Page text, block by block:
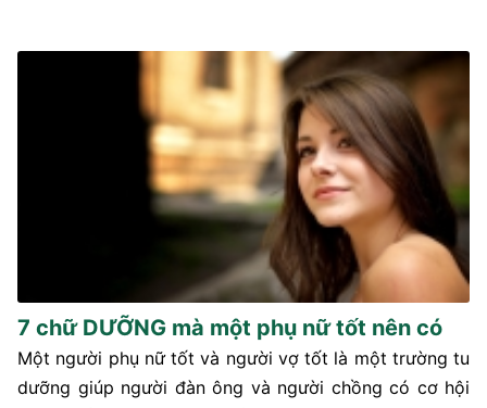
7 chữ DƯỠNG mà một phụ nữ tốt nên có
Một người phụ nữ tốt và người vợ tốt là một trường tu
dưỡng giúp người đàn ông và người chồng có cơ hội